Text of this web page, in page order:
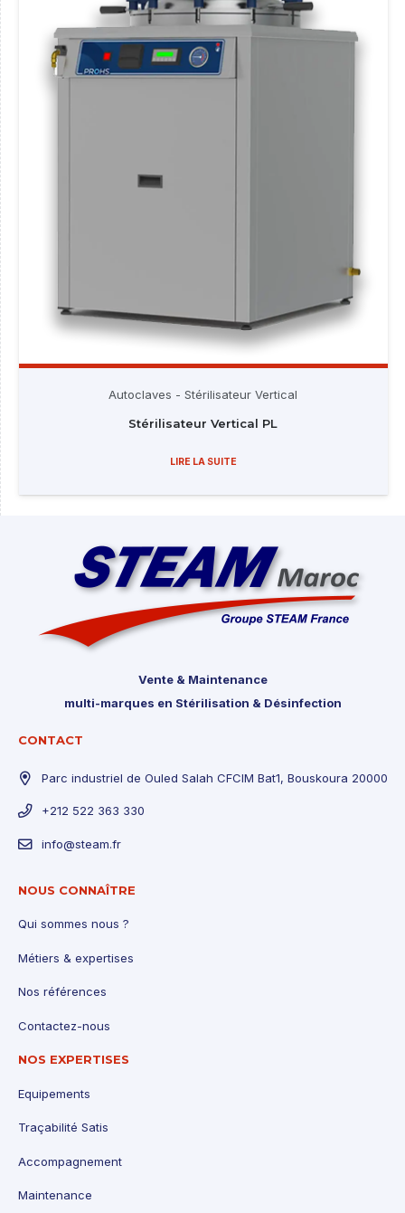
Autoclaves - Stérilisateur Vertical
Stérilisateur Vertical PL
LIRE LA SUITE
Vente & Maintenance
multi-marques en Stérilisation & Désinfection
CONTACT
Parc industriel de Ouled Salah CFCIM Bat1, Bouskoura 20000
+212 522 363 330
info@steam.fr
NOUS CONNAÎTRE
Qui sommes nous ?
Métiers & expertises
Nos références
Contactez-nous
NOS EXPERTISES
Equipements
Traçabilité Satis
Accompagnement
Maintenance